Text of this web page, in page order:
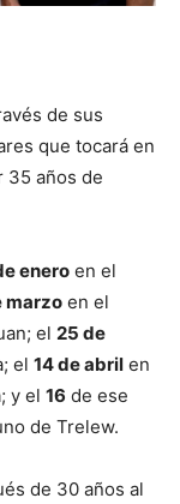
de sus
que tocará en
35 años de
enero en el
marzo en el
el 25 de
el 14 de abril en
y el 16 de ese
de Trelew.
de 30 años al